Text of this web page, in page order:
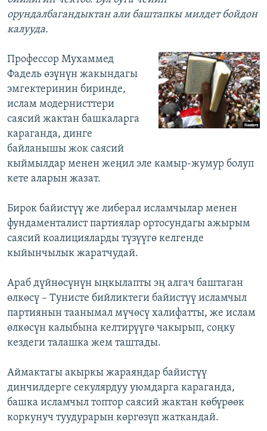
орундалбагандыктан али баштапкы милдет бойдон
калууда.
Профессор Мухаммед
Фадель өзүнүн жакындагы
эмгектеринин биринде,
ислам модернисттери
саясий жактан башкаларга
караганда, динге
байланышы жок саясий
кыймылдар менен жеңил эле камыр-жумур болуп
кете аларын жазат.
Бирок байистүү же либерал исламчылар менен
фундаменталист партиялар ортосундагы ажырым
саясий коалицияларды түзүүгө келгенде
кыйынчылык жаратчудай.
Араб дүйнөсүнүн ыңкылапты эң алгач баштаган
өлкөсү – Тунисте бийликтеги байистүү исламчыл
партиянын таанымал мүчөсү халифатты, же ислам
өлкөсүн калыбына келтирүүгө чакырып, соңку
кездеги талашка жем таштады.
Аймактагы акыркы жараяндар байистүү
динчилдерге секулярдуу уюмдарга караганда,
башка исламчыл топтор саясий жактан көбүрөөк
коркунуч туудурарын көргөзүп жаткандай.